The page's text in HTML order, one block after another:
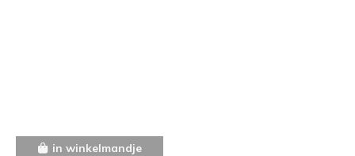
in winkelmandje